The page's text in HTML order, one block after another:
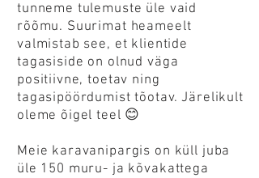
tunneme tulemuste üle vaid
rõõmu. Suurimat heameelt
valmistab see, et klientide
tagasiside on olnud väga
positiivne, toetav ning
tagasipöördumist tõotav. Järelikult
oleme õigel teel 😊
Meie karavanipargis on küll juba
üle 150 muru- ja kõvakattega